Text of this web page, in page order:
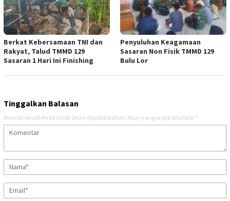
Berkat Kebersamaan TNI dan
Rakyat, Talud TMMD 129
Sasaran 1 Hari Ini Finishing
Penyuluhan Keagamaan
Sasaran Non Fisik TMMD 129
Bulu Lor
Tinggalkan Balasan
Alamat email Anda tidak akan dipublikasikan. Ruas yang wajib ditandai *